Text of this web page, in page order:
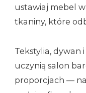
ustawiaj mebel
tkaniny, które
Tekstylia, dywan i
uczynią salon
proporcjach —